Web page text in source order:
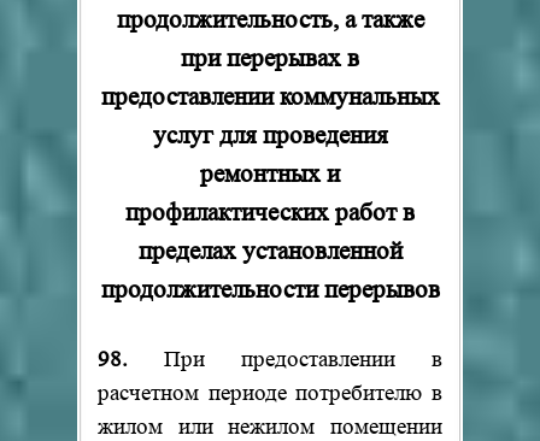
продолжительность, а также
при перерывах в
предоставлении коммунальных
услуг для проведения
ремонтных и
профилактических работ в
пределах установленной
продолжительности перерывов
98. При предоставлении в
расчетном периоде потребителю в
жилом или нежилом помещении